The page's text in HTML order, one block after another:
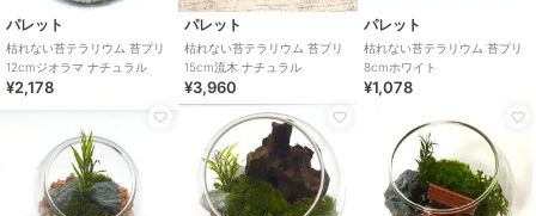
パレット
枯れない苔テラリウム 苔プリ
12cmジオラマ ナチュラル
¥2,178
パレット
枯れない苔テラリウム 苔プリ
15cm流木 ナチュラル
¥3,960
パレット
枯れない苔テラリウム 苔プリ
8cmホワイト
¥1,078